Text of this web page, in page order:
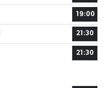
19:00
21:30
21:30